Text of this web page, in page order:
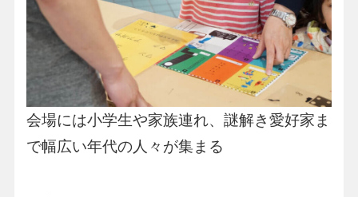
会場には小学生や家族連れ、謎解き愛好家ま
で幅広い年代の人々が集まる